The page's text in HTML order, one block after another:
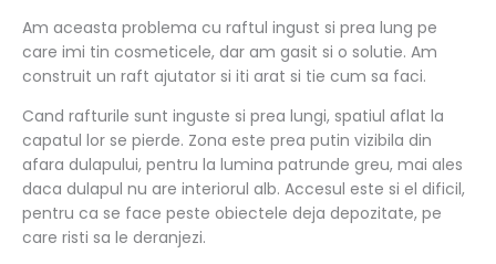
Am aceasta problema cu raftul ingust si prea lung pe
care imi tin cosmeticele, dar am gasit si o solutie. Am
construit un raft ajutator si iti arat si tie cum sa faci.
Cand rafturile sunt inguste si prea lungi, spatiul aflat la
capatul lor se pierde. Zona este prea putin vizibila din
afara dulapului, pentru la lumina patrunde greu, mai ales
daca dulapul nu are interiorul alb. Accesul este si el dificil,
pentru ca se face peste obiectele deja depozitate, pe
care risti sa le deranjezi.